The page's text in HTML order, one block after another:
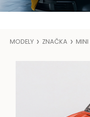
MODELY ZNAČKA MINI